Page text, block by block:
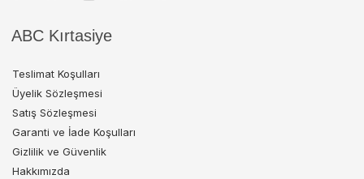
ABC Kırtasiye
Teslimat Koşulları
Üyelik Sözleşmesi
Satış Sözleşmesi
Garanti ve İade Koşulları
Gizlilik ve Güvenlik
Hakkımızda